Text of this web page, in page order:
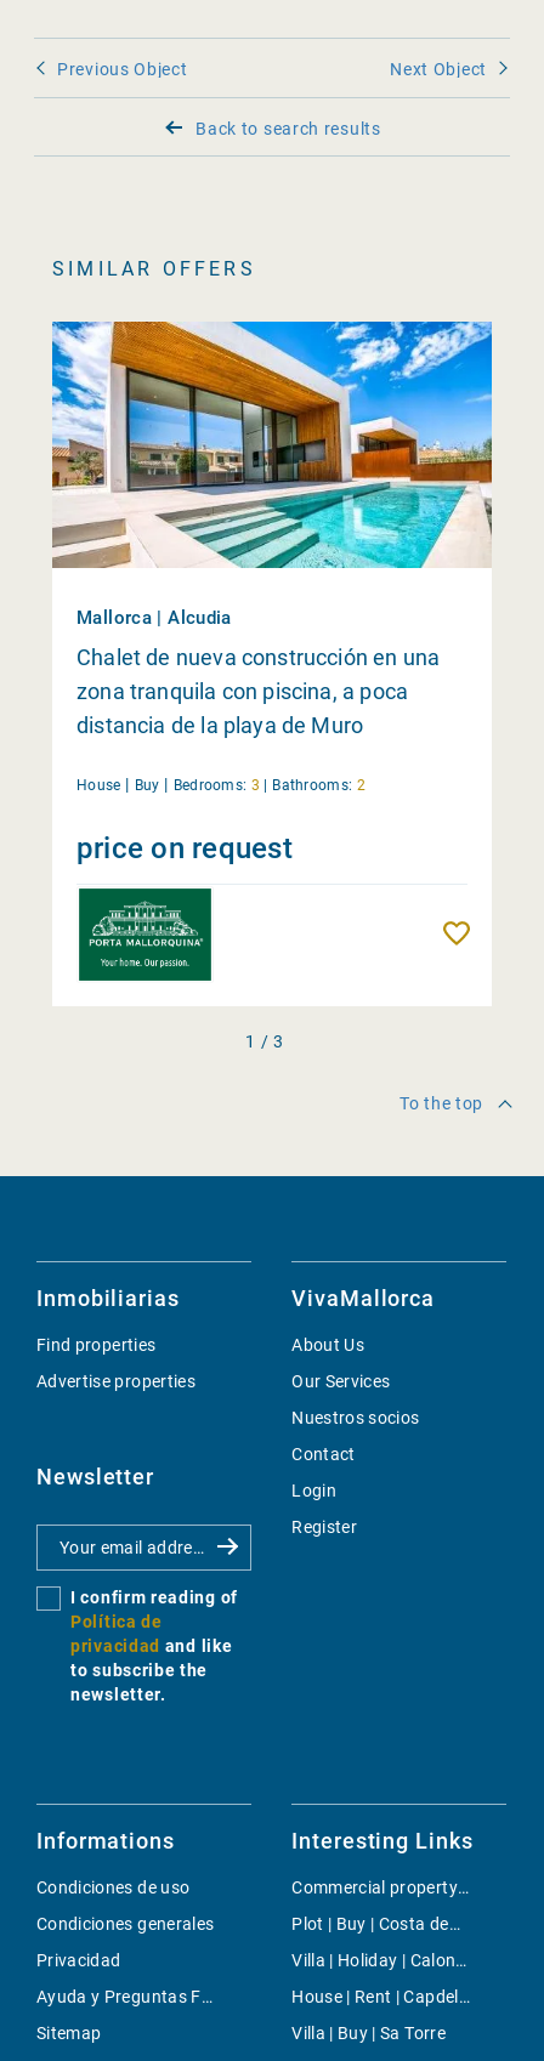
Previous Object Next Object
Back to search results
SIMILAR OFFERS
Mallorca | Alcudia
Chalet de nueva construcción en una
zona tranquila con piscina, a poca
distancia de la playa de Muro
House | Buy | Bedrooms: 3 | Bathrooms: 2
price on request
1 / 3
To the top
Inmobiliarias
Find properties
Advertise properties
Newsletter
I confirm reading of
Política de
privacidad and like
to subscribe the
newsletter.
VivaMallorca
About Us
Our Services
Nuestros socios
Contact
Login
Register
Informations
Condiciones de uso
Condiciones generales
Privacidad
Ayuda y Preguntas Frecuentes
Sitemap
Interesting Links
Commercial property | Rent | Arenal & Can Pastilla
Plot | Buy | Costa den Blanes
Villa | Holiday | Calonge (mallorca)
House | Rent | Capdella
Villa | Buy | Sa Torre